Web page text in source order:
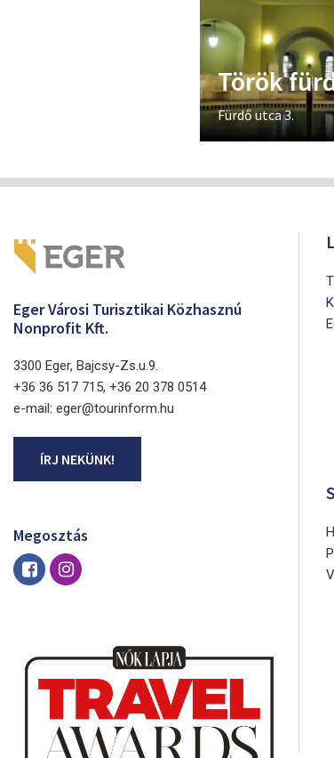
Török
Fürdő utca 3.
Eger Városi Turisztikai Közhasznú
Nonprofit Kft.
3300 Eger, Bajcsy-Zs.u.9.
+36 36 517 715, +36 20 378 0514
e-mail: eger@tourinform.hu
ÍRJ NEKÜNK!
Megosztás